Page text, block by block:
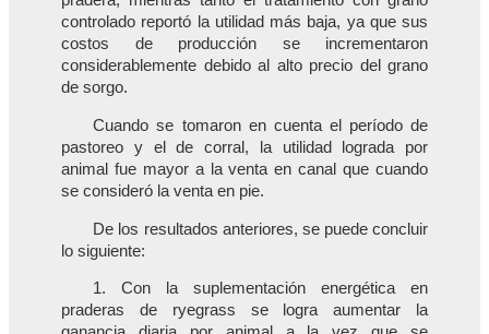
controlado reportó la utilidad más baja, ya que sus
costos de producción se incrementaron
considerablemente debido al alto precio del grano
de sorgo.
Cuando se tomaron en cuenta el período de
pastoreo y el de corral, la utilidad lograda por
animal fue mayor a la venta en canal que cuando
se consideró la venta en pie.
De los resultados anteriores, se puede concluir
lo siguiente:
1. Con la suplementación energética en
praderas de ryegrass se logra aumentar la